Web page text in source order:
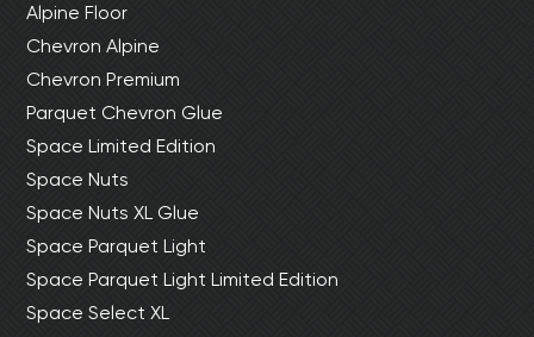
Alpine Floor
Chevron Alpine
Chevron Premium
Parquet Chevron Glue
Space Limited Edition
Space Nuts
Space Nuts XL Glue
Space Parquet Light
Space Parquet Light Limited Edition
Space Select XL